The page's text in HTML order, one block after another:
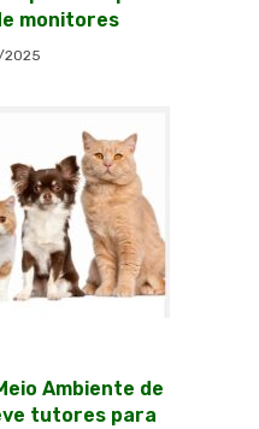
monitores
2025
Ambiente de
tutores para